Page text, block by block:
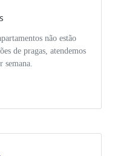
não estão
de pragas, atendemos
semana.